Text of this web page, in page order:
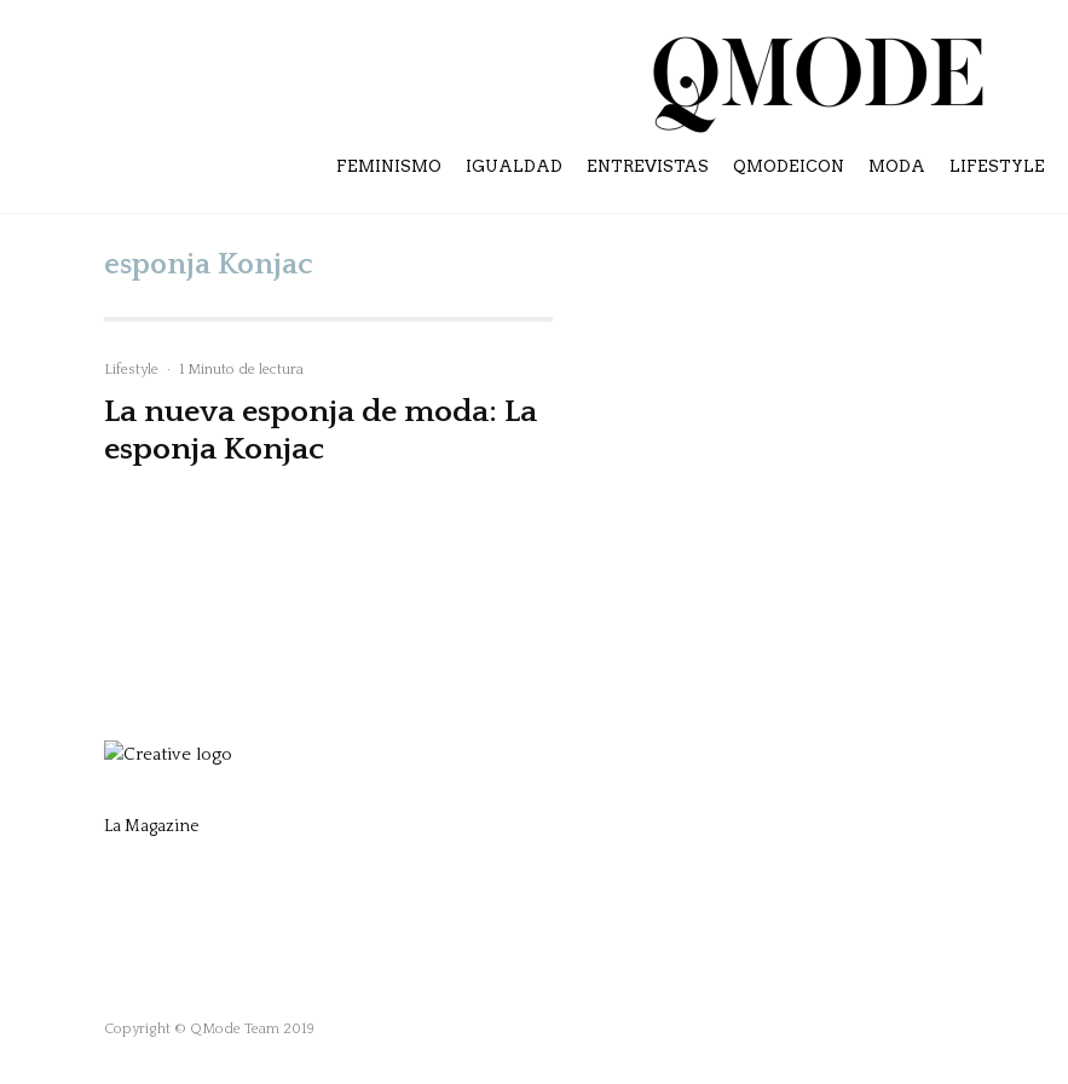
FEMINISMO IGUALDAD ENTREVISTAS QMODEICON MODA LIFESTYLE
esponja Konjac
Lifestyle · 1 Minuto de lectura
La nueva esponja de moda: La
esponja Konjac
La Magazine
Copyright © QMode Team 2019